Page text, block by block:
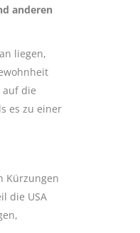
anderen
liegen,
die
es zu einer
Kürzungen
die USA